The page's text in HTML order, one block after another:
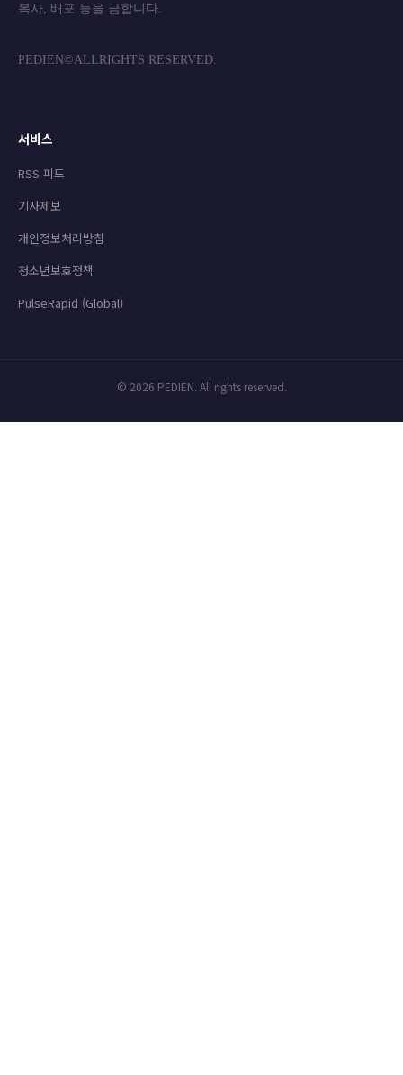
복사, 배포 등을 금합니
PEDIEN©ALLRIGHTS RESERVED.
서비스
RSS 피드
기사제보
개인정보처리방침
청소년보호정책
PulseRapid (Global)
© 2026 PEDIEN. All rights reserved.